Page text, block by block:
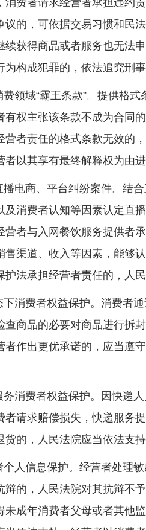
消费者请求经营者承担违约
议的，可依据交易习惯和民
续获得商品或者服务也无法
为构成犯罪的，依法追究刑
域“霸王条款”。提供格式
有权主张该条款不成为合同
营者责任的格式条款无效的
者以其享有最终解释权为由
商、平台纠纷案件。结合
及消费者认知等因素认定直
营者与入网餐饮服务提供者
售渠道、收入等因素，能够
护法承担经营者责任的，人
费者权益保护。消费者通
查商品的必要对商品进行拆
者作出更优承诺的，应当遵
费者权益保护。因快递人
者请求赔偿损失，快递服务
货的，人民法院应当依法支
信息保护。经营者处理敏
辩的，人民法院对其抗辩不
未成年消费者父母或者其他